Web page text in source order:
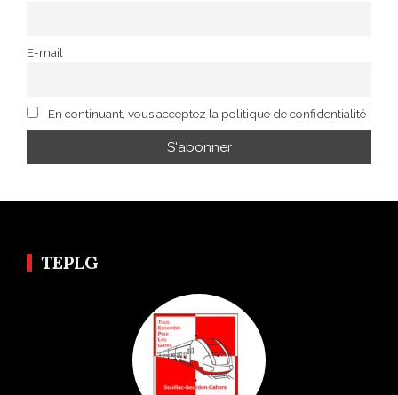
E-mail
En continuant, vous acceptez la politique de confidentialité
TEPLG